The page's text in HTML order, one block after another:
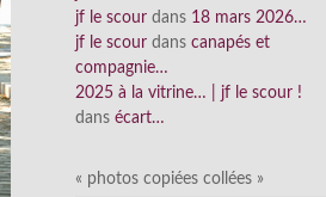
jf le scour dans 18 mars 2026…
jf le scour dans canapés et
compagnie…
2025 à la vitrine… | jf le scour !
dans écart…
« photos copiées collées »